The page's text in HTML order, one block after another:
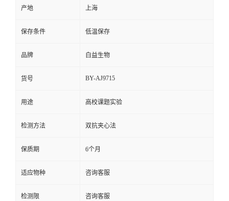
产地 上海
保存条件 低温保存
品牌 白益生物
货号 BY-AJ9715
用途 高校课题实验
检测方法 双抗夹心法
保质期 6个月
适应物种 咨询客服
检测限 咨询客服